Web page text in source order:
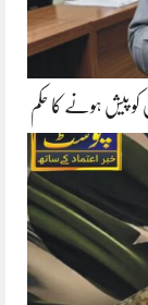
کو پیش ہونے کا حکم